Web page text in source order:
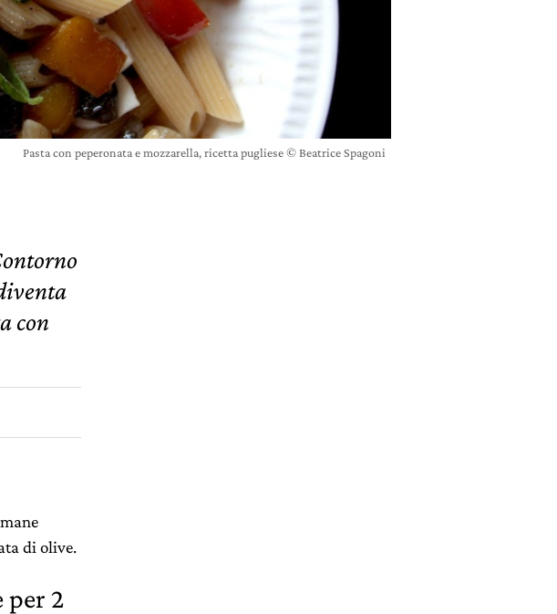
Pasta con peperonata e mozzarella, ricetta pugliese © Beatrice Spagoni
con
di olive.
per 2